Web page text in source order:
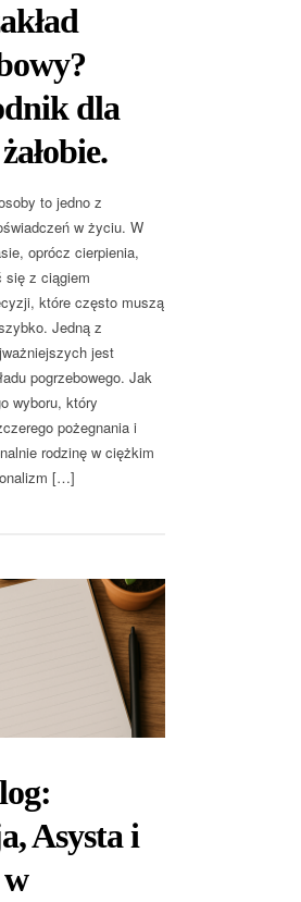
dla
to jedno z
w życiu. W
oprócz cierpienia,
się z ciągiem
które często muszą
Jedną z
jest
pogrzebowego. Jak
wyboru, który
pożegnania i
rodzinę w ciężkim
[…]
Asysta i